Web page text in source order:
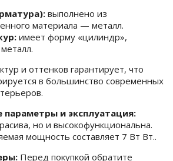
выполнено из
материала — металл.
имеет форму «цилиндр»,
и оттенков гарантирует, что
в большинство современных
параметры и эксплуатация:
но и высокофункциональна.
мощность составляет 7 Вт Вт..
Перед покупкой обратите